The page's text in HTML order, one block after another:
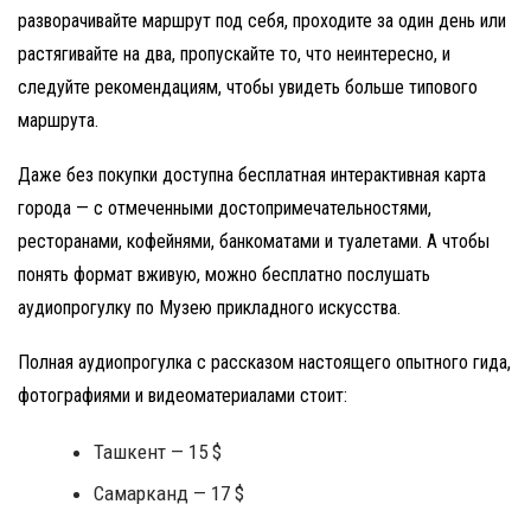
разворачивайте маршрут под себя, проходите за один день или
растягивайте на два, пропускайте то, что неинтересно, и
следуйте рекомендациям, чтобы увидеть больше типового
маршрута.
Даже без покупки доступна бесплатная интерактивная карта
города — с отмеченными достопримечательностями,
ресторанами, кофейнями, банкоматами и туалетами. А чтобы
понять формат вживую, можно бесплатно послушать
аудиопрогулку по Музею прикладного искусства.
Полная аудиопрогулка с рассказом настоящего опытного гида,
фотографиями и видеоматериалами стоит:
Ташкент — 15 $
Самарканд — 17 $